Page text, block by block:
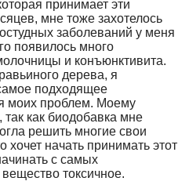
принимает эти
мне тоже захотелось
заболеваний у меня
появилось много
и конъюнктивита.
дерева, я
подходящее
моих проблем. Моему
как биодобавка мне
решить многие свои
начать принимать этот
с самых
токсичное.